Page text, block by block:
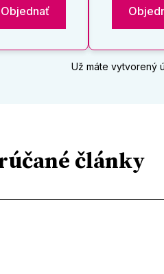
Objednať
Už máte vytvorený
články